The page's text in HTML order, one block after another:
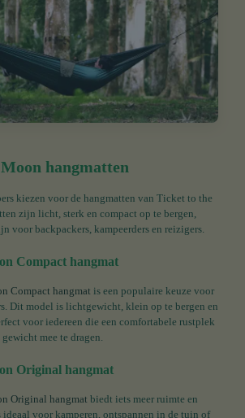
hangmatten
kiezen voor de hangmatten van Ticket to the
zijn licht, sterk en compact op te bergen,
voor backpackers, kampeerders en reizigers.
Compact hangmat
Compact hangmat is een populaire keuze voor
Dit model is lichtgewicht, klein op te bergen en
voor iedereen die een comfortabele rustplek
mee te dragen.
Original hangmat
Original hangmat biedt iets meer ruimte en
voor kamperen, ontspannen in de tuin of